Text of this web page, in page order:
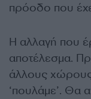
πρόοδο που
Η αλλαγή που
αποτέλεσμα.
άλλους χώρους.
‘πουλάμε’. Θα